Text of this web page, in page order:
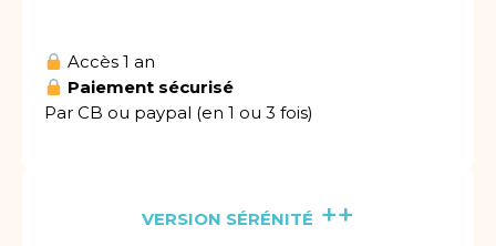
Accès 1 an
Paiement sécurisé
Par CB ou paypal (en 1 ou 3 fois)
VERSION SÉRÉNITÉ ++